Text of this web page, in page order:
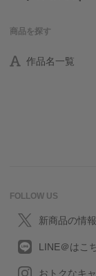
商品を探す
作品名一覧
FOLLOW US
新商品の情
LINE＠はこ
おトクなキ